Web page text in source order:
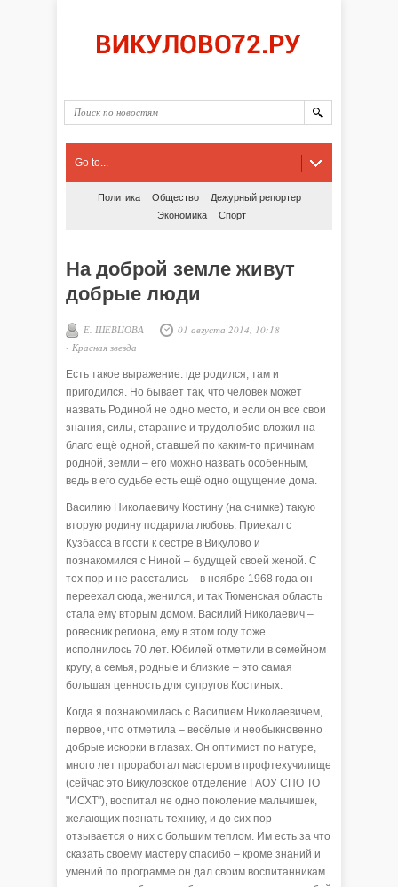
Go to...
Политика Общество
Дежурный репортер
Экономика
Спорт
На доброй земле живут
добрые люди
Е. ШЕВЦОВА
01 августа 2014, 10:18
- Красная звезда
Есть такое выражение: где родился, там и
пригодился. Но бывает так, что человек может
назвать Родиной не одно место, и если он все свои
знания, силы, старание и трудолюбие вложил на
благо ещё одной, ставшей по каким-то причинам
родной, земли – его можно назвать особенным,
ведь в его судьбе есть ещё одно ощущение дома.
Василию Николаевичу Костину (на снимке) такую
вторую родину подарила любовь. Приехал с
Кузбасса в гости к сестре в Викулово и
познакомился с Ниной – будущей своей женой. С
тех пор и не расстались – в ноябре 1968 года он
переехал сюда, женился, и так Тюменская область
стала ему вторым домом. Василий Николаевич –
ровесник региона, ему в этом году тоже
исполнилось 70 лет. Юбилей отметили в семейном
кругу, а семья, родные и близкие – это самая
большая ценность для супругов Костиных.
Когда я познакомилась с Василием Николаевичем,
первое, что отметила – весёлые и необыкновенно
добрые искорки в глазах. Он оптимист по натуре,
много лет проработал мастером в профтехучилище
(сейчас это Викуловское отделение ГАОУ СПО ТО
"ИСХТ"), воспитал не одно поколение мальчишек,
желающих познать технику, и до сих пор
отзывается о них с большим теплом. Им есть за что
сказать своему мастеру спасибо – кроме знаний и
умений по программе он дал своим воспитанникам